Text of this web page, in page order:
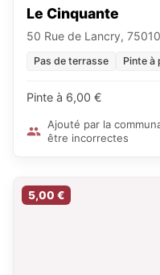
Le Cinquante
50 Rue de Lancry,
Pas de terrasse Pinte à
Pinte à 6,00 €
Ajouté par la
être incorrectes
5,00 €